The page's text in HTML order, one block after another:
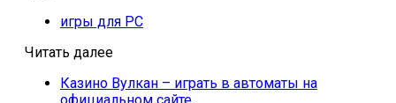
игры для PC
Читать далее
Казино Вулкан – играть в автоматы на